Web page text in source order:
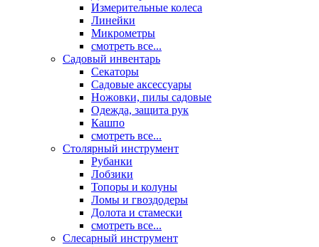
Измерительные колеса
Линейки
Микрометры
смотреть все...
Садовый инвентарь
Секаторы
Садовые аксессуары
Ножовки, пилы садовые
Одежда, защита рук
Кашпо
смотреть все...
Столярный инструмент
Рубанки
Лобзики
Топоры и колуны
Ломы и гвоздодеры
Долота и стамески
смотреть все...
Слесарный инструмент